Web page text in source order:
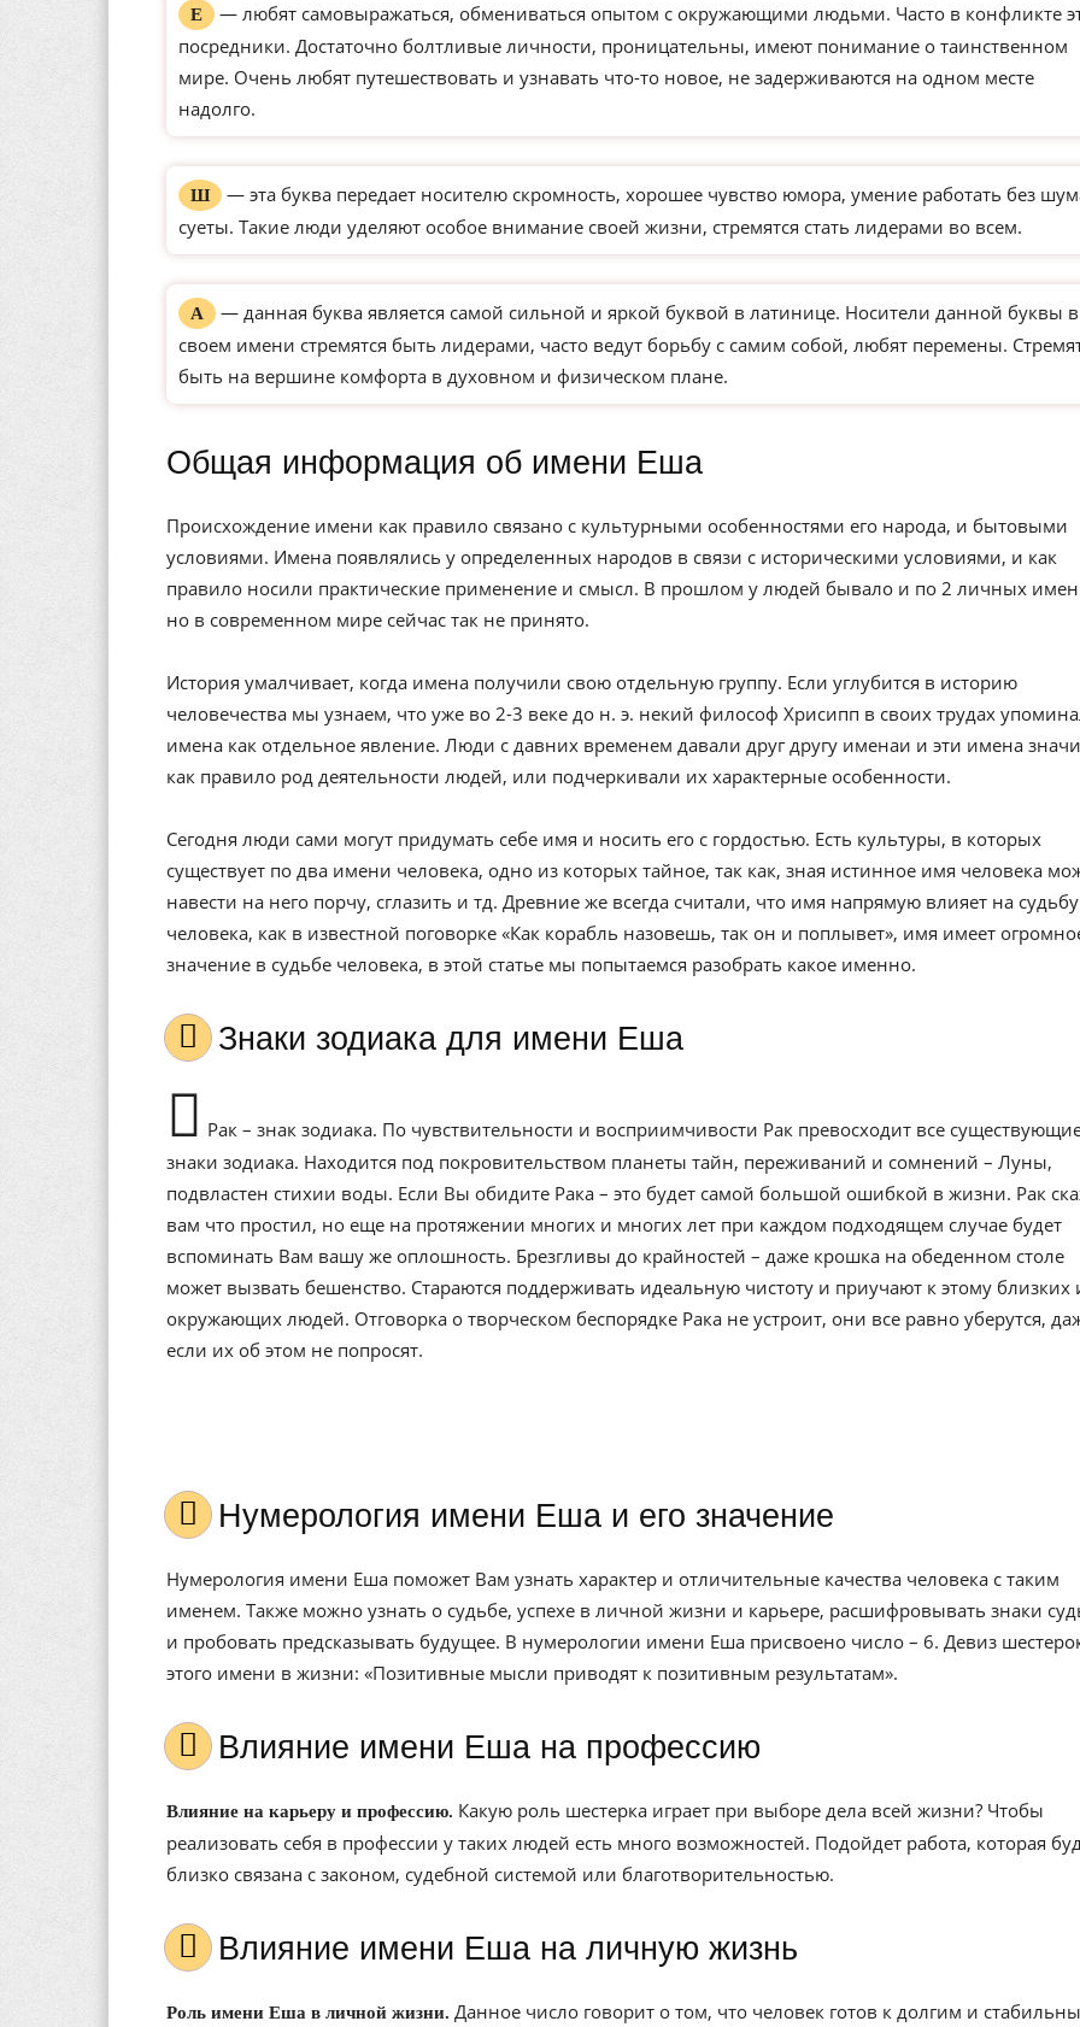
Е
— любят самовыражаться, обмениваться опытом с окружающими людьми. Часто в конфликте
посредники. Достаточно болтливые личности, проницательны, имеют понимание о таинственном
мире. Очень любят путешествовать и узнавать что-то новое, не задерживаются на одном месте
надолго.
Ш
— эта буква передает носителю скромность, хорошее чувство юмора, умение работать без
суеты. Такие люди уделяют особое внимание своей жизни, стремятся стать лидерами во всем.
А
— данная буква является самой сильной и яркой буквой в латинице. Носители данной буквы в
своем имени стремятся быть лидерами, часто ведут борьбу с самим собой, любят перемены.
быть на вершине комфорта в духовном и физическом плане.
Общая информация об имени Еша
Происхождение имени как правило связано с культурными особенностями его народа, и бытовыми
условиями. Имена появлялись у определенных народов в связи с историческими условиями, и как
правило носили практические применение и смысл. В прошлом у людей бывало и по 2 личных
но в современном мире сейчас так не принято.
История умалчивает, когда имена получили свою отдельную группу. Если углубится в историю
человечества мы узнаем, что уже во 2-3 веке до н. э. некий философ Хрисипп в своих трудах
имена как отдельное явление. Люди с давних временем давали друг другу именаи и эти имена
как правило род деятельности людей, или подчеркивали их характерные особенности.
Сегодня люди сами могут придумать себе имя и носить его с гордостью. Есть культуры, в которых
существует по два имени человека, одно из которых тайное, так как, зная истинное имя человека
навести на него порчу, сглазить и тд. Древние же всегда считали, что имя напрямую влияет на судьбу
человека, как в известной поговорке «Как корабль назовешь, так он и поплывет», имя имеет
значение в судьбе человека, в этой статье мы попытаемся разобрать какое именно.
Знаки зодиака для имени Еша
Рак – знак зодиака. По чувствительности и восприимчивости Рак превосходит все
знаки зодиака. Находится под покровительством планеты тайн, переживаний и сомнений – Луны,
подвластен стихии воды. Если Вы обидите Рака – это будет самой большой ошибкой в жизни. Рак
вам что простил, но еще на протяжении многих и многих лет при каждом подходящем случае будет
вспоминать Вам вашу же оплошность. Брезгливы до крайностей – даже крошка на обеденном столе
может вызвать бешенство. Стараются поддерживать идеальную чистоту и приучают к этому близких
окружающих людей. Отговорка о творческом беспорядке Рака не устроит, они все равно уберутся,
если их об этом не попросят.
Нумерология имени Еша и его значение
Нумерология имени Еша поможет Вам узнать характер и отличительные качества человека с таким
именем. Также можно узнать о судьбе, успехе в личной жизни и карьере, расшифровывать знаки
и пробовать предсказывать будущее. В нумерологии имени Еша присвоено число – 6. Девиз
этого имени в жизни: «Позитивные мысли приводят к позитивным результатам».
Влияние имени Еша на профессию
Влияние на карьеру и профессию. Какую роль шестерка играет при выборе дела всей жизни? Чтобы
реализовать себя в профессии у таких людей есть много возможностей. Подойдет работа, которая
близко связана с законом, судебной системой или благотворительностью.
Влияние имени Еша на личную жизнь
Роль имени Еша в личной жизни. Данное число говорит о том, что человек готов к долгим и